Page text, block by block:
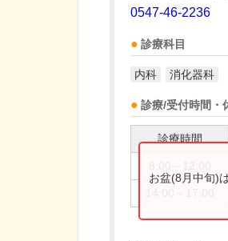
0547-46-2236
診療科目
内科 消化器科
診療/受付時間・
診療時間
お盆(8月中旬)